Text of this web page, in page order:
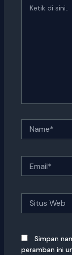
Web
Simpan
peramban ini